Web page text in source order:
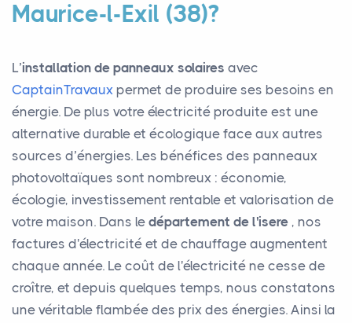
Maurice-l-Exil (38)?
L’installation de panneaux solaires avec
CaptainTravaux permet de produire ses besoins en
énergie. De plus votre électricité produite est une
alternative durable et écologique face aux autres
sources d’énergies. Les bénéfices des panneaux
photovoltaïques sont nombreux : économie,
écologie, investissement rentable et valorisation de
votre maison. Dans le département de l'isere , nos
factures d'électricité et de chauffage augmentent
chaque année. Le coût de l'électricité ne cesse de
croître, et depuis quelques temps, nous constatons
une véritable flambée des prix des énergies. Ainsi la